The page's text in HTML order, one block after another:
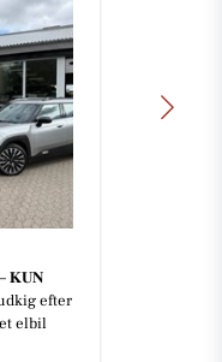
𝐊𝐔𝐍
efter
elbil